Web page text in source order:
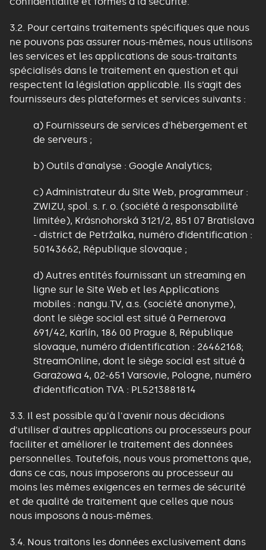
3.2. Pour certains traitements spécifiques que nous
ne pouvons pas assurer nous-mêmes, nous utilisons
les services et les applications de sous-traitants
spécialisés dans le traitement en question et qui
respectent la législation applicable. Ils s’agit des
fournisseurs des plateformes et services suivants :
a) Fournisseurs de services d'hébergement et
de serveurs ;
b) Outils d'analyse : Google Analytics;
c) Administrateur du Site Web, programmeur :
ZWIZU, spol. s. r. o. (société à responsabilité
limitée), Krásnohorská 3121/2, 851 07 Bratislava
- district de Petržalka, numéro d’identification :
50143662, République slovaque ;
d) Autres entités fournissant un streaming en
ligne sur le Site Web et les Applications
mobiles : nangu.TV, a.s. (société anonyme),
dont le siège social est situé à Pernerova
691/42, Karlín, 186 00 Prague 8, République
slovaque, numéro d’identification : 26462168;
StreamOnline, dont le siège social est situé à
Garażowa 4, 02-651 Varsovie, Pologne, numéro
d’identification TVA : PL5213881814
3.3. Il est possible qu'à l'avenir nous décidions
d'utiliser d'autres applications ou processeurs pour
faciliter et améliorer le traitement des données
personnelles. Toutefois, nous vous promettons que,
dans ce cas, nous imposerons au processeur au
moins les mêmes exigences en termes de sécurité
et de qualité de traitement que celles que nous
nous imposons à nous-mêmes.
3.4. Nous traitons les données exclusivement dans